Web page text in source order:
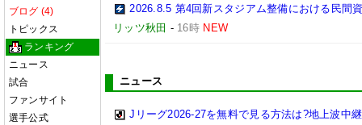
ブログ (4)
トピックス
ランキング
ニュース
試合
ファンサイト
選手公式
2026.8.5 第4回新スタジアム整備における民間
リッツ秋田 - 16時 NEW
ニュース
Jリーグ2026-27を無料で見る方法は?地上波中